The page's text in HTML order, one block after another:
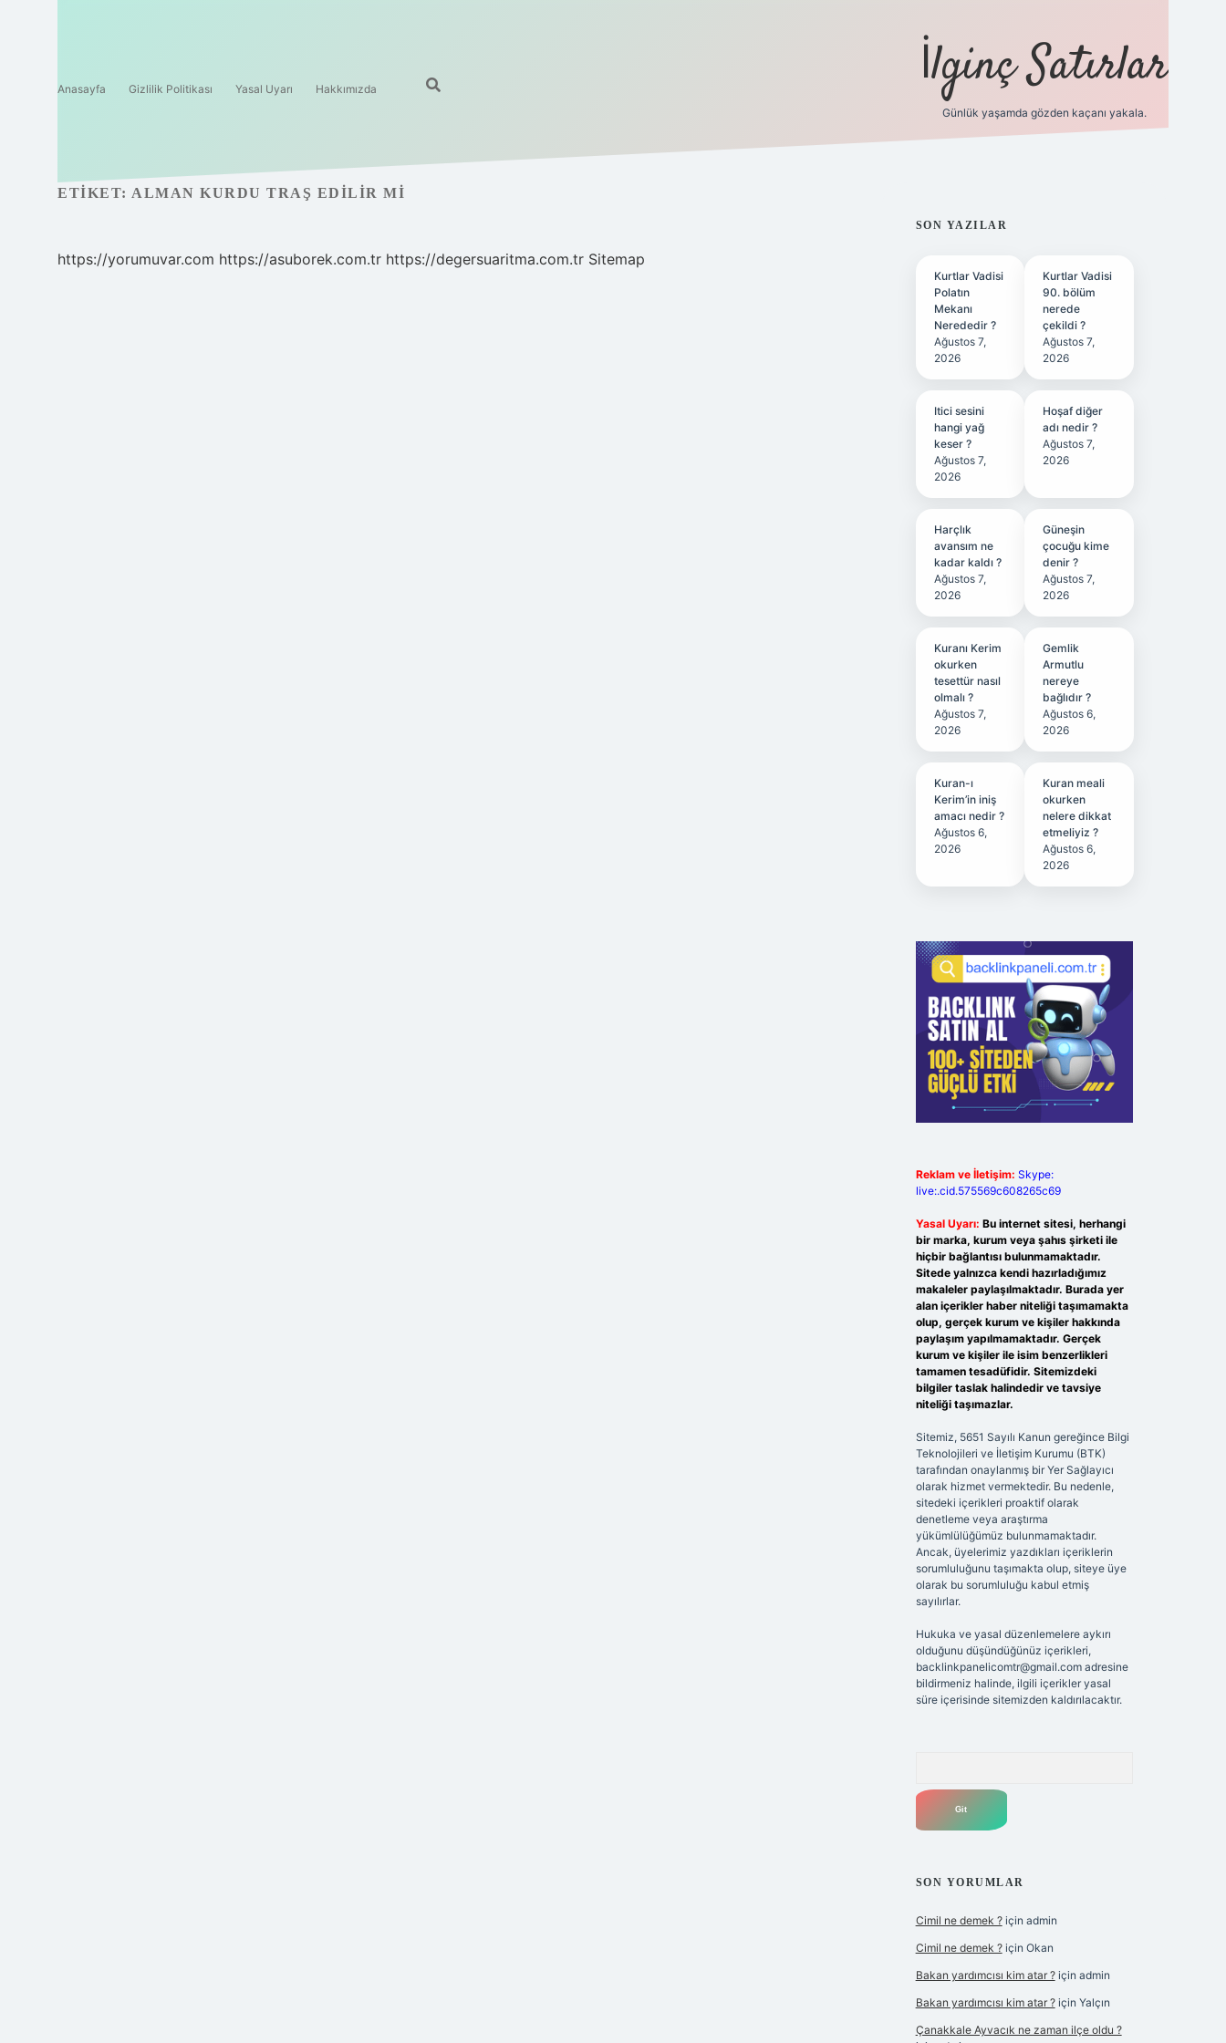
Anasayfa Gizlilik Politikası Yasal Uyarı Hakkımızda İlginç Satırlar
Günlük yaşamda gözden kaçanı yakala.
ETIKET: ALMAN KURDU TRAŞ EDILIR MI
https://yorumuvar.com https://asuborek.com.tr https://degersuaritma.com.tr Sitemap
SIDEBAR
SON YAZILAR
Kurtlar Vadisi
Polatın
Mekanı
Nerededir ?
Ağustos 7,
2026
Kurtlar Vadisi
90. bölüm
nerede
çekildi ?
Ağustos 7,
2026
Itici sesini
hangi yağ
keser ?
Ağustos 7,
2026
Hoşaf diğer
adı nedir ?
Ağustos 7,
2026
Harçlık
avansım ne
kadar kaldı ?
Ağustos 7,
2026
Güneşin
çocuğu kime
denir ?
Ağustos 7,
2026
Kuranı Kerim
okurken
tesettür nasıl
olmalı ?
Ağustos 7,
2026
Gemlik
Armutlu
nereye
bağlıdır ?
Ağustos 6,
2026
Kuran-ı
Kerim’in iniş
amacı nedir ?
Ağustos 6,
2026
Kuran meali
okurken
nelere dikkat
etmeliyiz ?
Ağustos 6,
2026
Reklam ve İletişim: Skype:
live:.cid.575569c608265c69
Yasal Uyarı: Bu internet sitesi, herhangi
bir marka, kurum veya şahıs şirketi ile
hiçbir bağlantısı bulunmamaktadır.
Sitede yalnızca kendi hazırladığımız
makaleler paylaşılmaktadır. Burada yer
alan içerikler haber niteliği taşımamakta
olup, gerçek kurum ve kişiler hakkında
paylaşım yapılmamaktadır. Gerçek
kurum ve kişiler ile isim benzerlikleri
tamamen tesadüfidir. Sitemizdeki
bilgiler taslak halindedir ve tavsiye
niteliği taşımazlar.
Sitemiz, 5651 Sayılı Kanun gereğince Bilgi
Teknolojileri ve İletişim Kurumu (BTK)
tarafından onaylanmış bir Yer Sağlayıcı
olarak hizmet vermektedir. Bu nedenle,
sitedeki içerikleri proaktif olarak
denetleme veya araştırma
yükümlülüğümüz bulunmamaktadır.
Ancak, üyelerimiz yazdıkları içeriklerin
sorumluluğunu taşımakta olup, siteye üye
olarak bu sorumluluğu kabul etmiş
sayılırlar.
Hukuka ve yasal düzenlemelere aykırı
olduğunu düşündüğünüz içerikleri,
backlinkpanelicomtr@gmail.comadresine
bildirmeniz halinde, ilgili içerikler yasal
süre içerisinde sitemizden kaldırılacaktır.
SON YORUMLAR
Cimil ne demek ?için admin
Cimil ne demek ?için Okan
Bakan yardımcısı kim atar ?için admin
Bakan yardımcısı kim atar ?için Yalçın
Çanakkale Ayvacık ne zaman ilçe oldu ?